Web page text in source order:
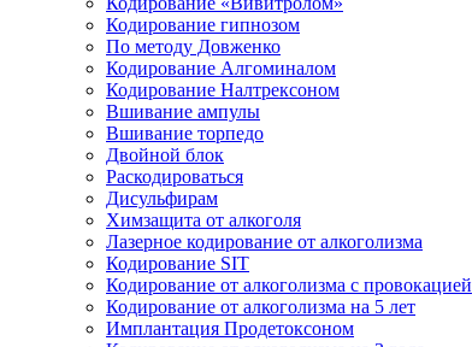
Кодирование гипнозом
По методу Довженко
Кодирование Алгоминалом
Кодирование Налтрексоном
Вшивание ампулы
Вшивание торпедо
Двойной блок
Раскодироваться
Дисульфирам
Химзащита от алкоголя
Лазерное кодирование от алкоголизма
Кодирование SIT
Кодирование от алкоголизма с провокацией
Кодирование от алкоголизма на 5 лет
Имплантация Продетоксоном